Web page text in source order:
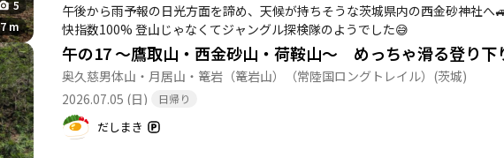
5
m
午後から雨予報の日光方面を諦め、天候が持ちそうな茨城県内の西金砂神社へ🚙 天下野集落から荷鞍山に向かうルートは藪と湿度
快指数100% 登山じゃなくてジャングル探検隊のようでした😅
午の17 〜鷹取山・西金砂山・荷鞍山〜 めっちゃ滑る登り下
奥久慈男体山・月居山・篭岩（篭岩山）（常陸国ロングトレイル） (茨城)
2026.07.05 (日)
日帰り
だしまき